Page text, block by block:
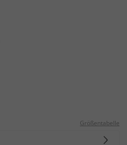
Größentabelle